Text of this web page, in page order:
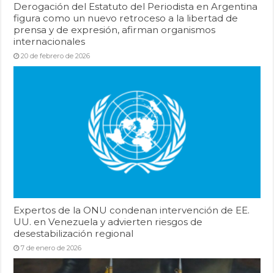
Derogación del Estatuto del Periodista en Argentina
figura como un nuevo retroceso a la libertad de
prensa y de expresión, afirman organismos
internacionales
20 de febrero de 2026
Expertos de la ONU condenan intervención de EE.
UU. en Venezuela y advierten riesgos de
desestabilización regional
7 de enero de 2026